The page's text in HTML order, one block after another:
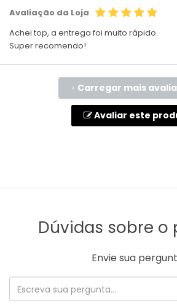
Avaliação da Loja
Achei top, a entrega foi muito rápido.
Super recomendo!
+ Carregar mais
Avaliar este
Dúvidas sobre o
Envie sua